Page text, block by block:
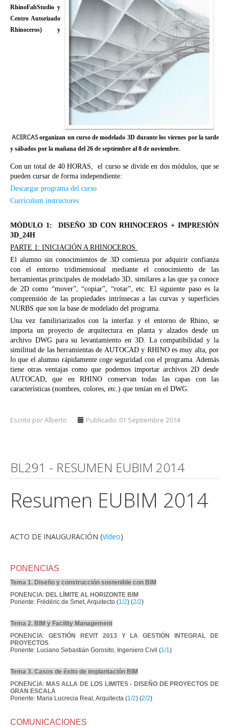
RhinoFabStudio y
Centro Autorizado
Rhinoceros) y
ACERCASorganizan un curso de modelado 3D durante los viernes por la tarde
y sábados por la mañana del 26 de septiembre al 8 de noviembre.
Con un total de 40 HORAS, el curso se divide en dos módulos, que se
pueden cursar de forma independiente:
Descargar programa del curso
Currículum instructores
MÓDULO 1: DISEÑO 3D CON RHINOCEROS + IMPRESIÓN
3D_24H
PARTE 1: INICIACIÓN A RHINOCEROS
El alumno sin conocimientos de 3D comienza por adquirir confianza
con el entorno tridimensional mediante el conocimiento de las
herramientas principales de modelado 3D, similares a las que ya conoce
de 2D como “mover”, “copiar”, “rotar”, etc. El siguiente paso es la
comprensión de las propiedades intrínsecas a las curvas y superficies
NURBS que son la base de modelado del programa.
Una vez familiriarizados con la interfaz y el entorno de Rhino, se
importa un proyecto de arquitectura en planta y alzados desde un
archivo DWG para su levantamiento en 3D. La compatibilidad y la
similitud de las herramientas de AUTOCAD y RHINO es muy alta, por
lo que el alumno rápidamente coge seguridad con el programa. Además
tiene otras ventajas como que podemos importar archivos 2D desde
AUTOCAD, que en RHINO conservan todas las capas con las
características (nombres, colores, etc.) que tenían en el DWG.
Escrito por Alberto Publicado: 01 Septiembre 2014
BL291 - RESUMEN EUBIM 2014
Resumen EUBIM 2014
ACTO DE INAUGURACIÓN (Vídeo)
PONENCIAS
Tema 1. Diseño y construcción sostenible con BIM
PONENCIA: DEL LÍMITE AL HORIZONTE BIM
Ponente: Frédéric de Smet, Arquitecto (1/2) (2/2)
Tema 2. BIM y Facility Management
PONENCIA: GESTIÓN REVIT 2013 Y LA GESTIÓN INTEGRAL DE
PROYECTOS
Ponente: Luciano Sebastián Gorosito, Ingeniero Civil (1/1)
Tema 3. Casos de éxito de implantación BIM
PONENCIA: MAS ALLA DE LOS LIMITES - DISEÑO DE PROYECTOS DE
GRAN ESCALA
Ponente: Maria Lucrecia Real, Arquitecta (1/2) (2/2)
COMUNICACIONES